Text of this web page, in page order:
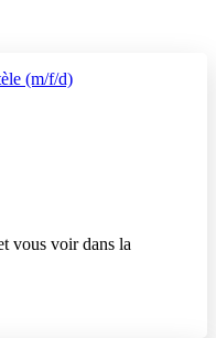
vous voir dans la